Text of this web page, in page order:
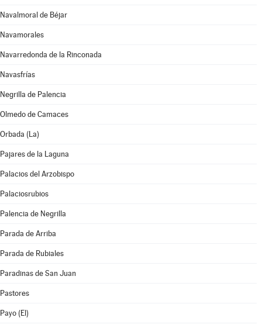
Navalmoral de Béjar
Navamorales
Navarredonda de la Rinconada
Navasfrías
Negrilla de Palencia
Olmedo de Camaces
Orbada (La)
Pajares de la Laguna
Palacios del Arzobispo
Palaciosrubios
Palencia de Negrilla
Parada de Arriba
Parada de Rubiales
Paradinas de San Juan
Pastores
Payo (El)